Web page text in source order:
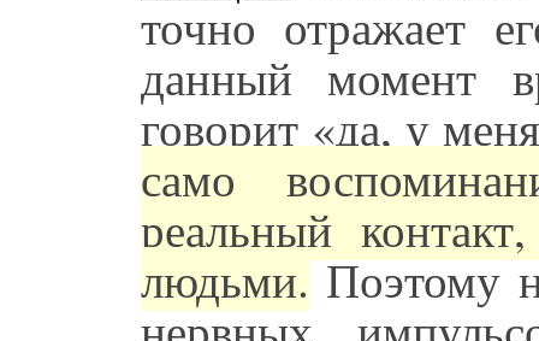
точно отражает
данный момент
говорит «да, у
само
реальный
людьми.Поэтому